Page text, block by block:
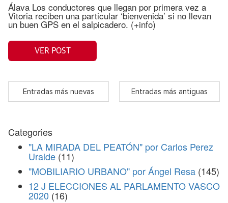
Álava Los conductores que llegan por primera vez a
Vitoria reciben una particular ‘bienvenida’ si no llevan
un buen GPS en el salpicadero. (+info)
VER POST
Entradas más nuevas Entradas más antiguas
Categories
"LA MIRADA DEL PEATÓN" por Carlos Perez
Uralde (11)
"MOBILIARIO URBANO" por Ángel Resa (145)
12 J ELECCIONES AL PARLAMENTO VASCO
2020 (16)